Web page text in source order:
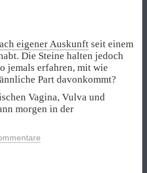
eigener Auskunft seit einem
Die Steine halten jedoch
jemals erfahren, mit wie
Part davonkommt?
Vagina, Vulva und
morgen in der